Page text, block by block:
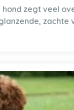
hond zegt veel
zachte